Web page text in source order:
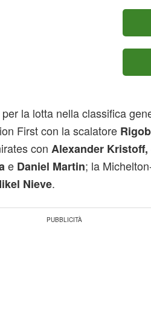
parziali. A caccia di
, che quest'anno ha saputo
la lotta nella classifica
First con la scalatore
con Alexander Kristoff,
e Daniel Martin; la
Nieve.